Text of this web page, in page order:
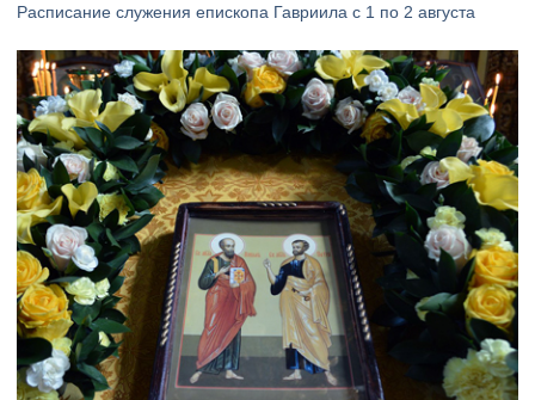
Расписание служения епископа Гавриила с 1 по 2 августа